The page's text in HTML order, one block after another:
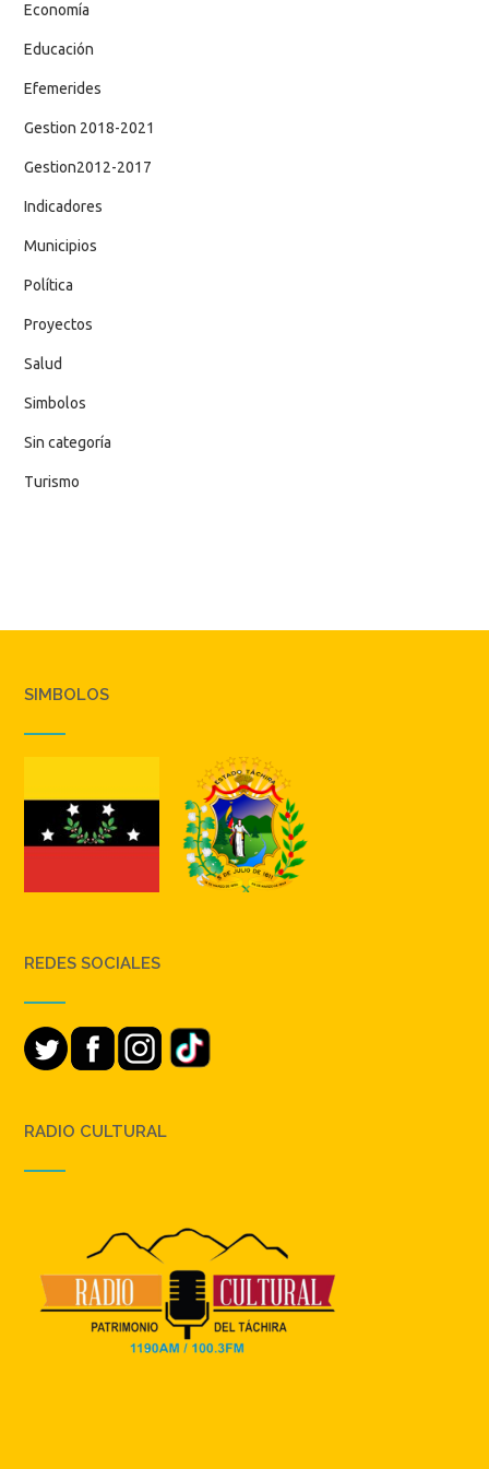
Economía
Educación
Efemerides
Gestion 2018-2021
Gestion2012-2017
Indicadores
Municipios
Política
Proyectos
Salud
Simbolos
Sin categoría
Turismo
SIMBOLOS
REDES SOCIALES
RADIO CULTURAL